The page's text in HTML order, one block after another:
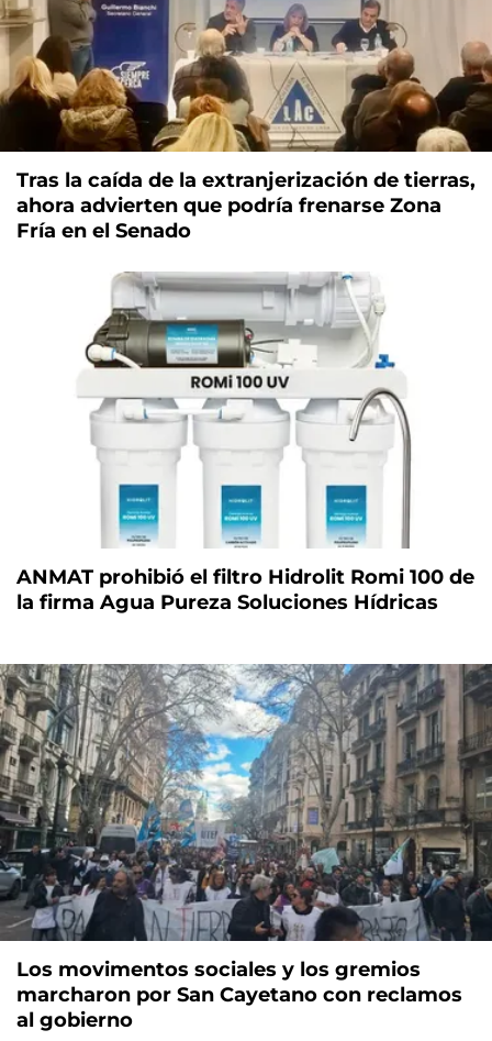
Tras la caída de la extranjerización de tierras,
ahora advierten que podría frenarse Zona
Fría en el Senado
ANMAT prohibió el filtro Hidrolit Romi 100 de
la firma Agua Pureza Soluciones Hídricas
Los movimentos sociales y los gremios
marcharon por San Cayetano con reclamos
al gobierno